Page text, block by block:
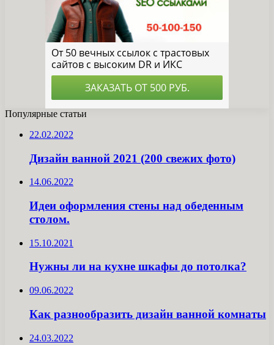
Популярные статьи
22.02.2022
Дизайн ванной 2021 (200 свежих фото)
14.06.2022
Идеи оформления стены над обеденным
столом.
15.10.2021
Нужны ли на кухне шкафы до потолка?
09.06.2022
Как разнообразить дизайн ванной комнаты
24.03.2022